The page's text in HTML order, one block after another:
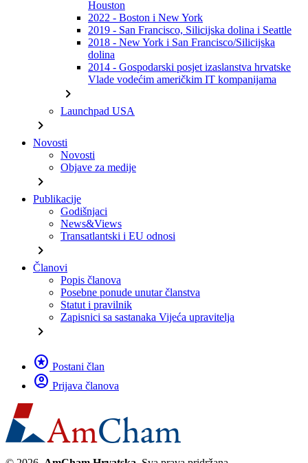
Houston
2022 - Boston i New York
2019 - San Francisco, Silicijska dolina i Seattle
2018 - New York i San Francisco/Silicijska
dolina
2014 - Gospodarski posjet izaslanstva hrvatske
Vlade vodećim američkim IT kompanijama
chevron_right
Launchpad USA
chevron_right
Novosti
Novosti
Objave za medije
chevron_right
Publikacije
Godišnjaci
News&Views
Transatlantski i EU odnosi
chevron_right
Članovi
Popis članova
Posebne ponude unutar članstva
Statut i pravilnik
Zapisnici sa sastanaka Vijeća upravitelja
chevron_right
stars Postani član
account_circle Prijava članova